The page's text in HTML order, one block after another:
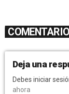
Deja una
Debes iniciar
ahora